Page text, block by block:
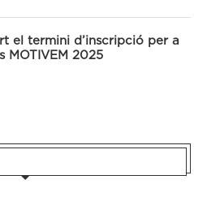
el termini d’inscripció per a
MOTIVEM 2025